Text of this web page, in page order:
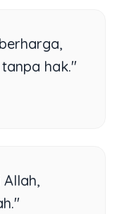
hak."